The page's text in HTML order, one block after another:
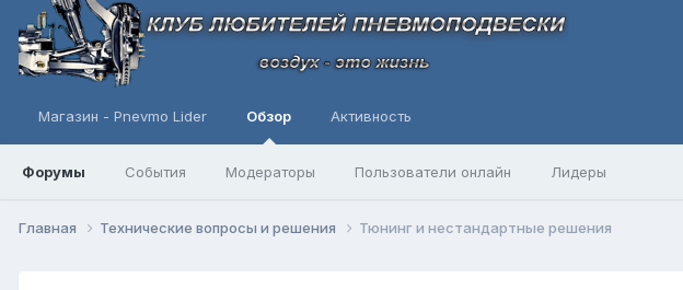
Магазин - Pnevmo Lider Обзор
Форумы События Модераторы Пользователи онлайн Лидеры
Активность
Главная Технические вопросы и решения Тюнинг и нестандартные решения